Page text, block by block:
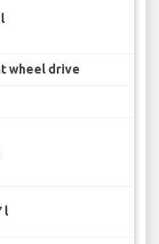
wheel drive
l